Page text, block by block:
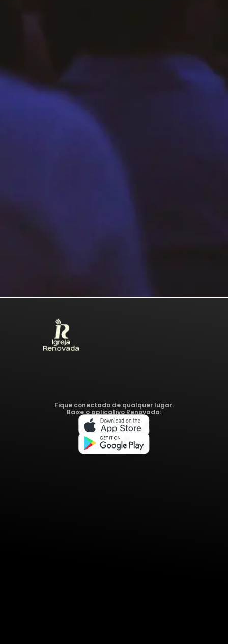
Fique conectado de qualquer lugar.
Baixe o aplicativo Renovada: